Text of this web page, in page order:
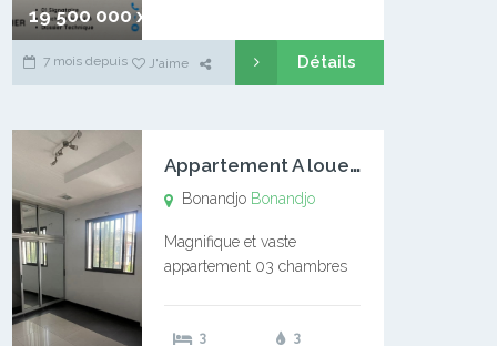
19 500 000 xaf
7 mois depuis J'aime Détails
A
ppartement A louer Bonandjo
Bonandjo Bonandjo
Magnifique et vaste
appartement 03 chambres
douches 01 vaste salon 01
3
3